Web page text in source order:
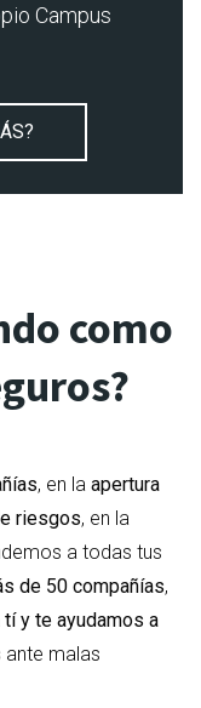
Campus
como
, en la apertura
riesgos, en la
a todas tus
de 50 compañías,
y te ayudamos a
ante malas